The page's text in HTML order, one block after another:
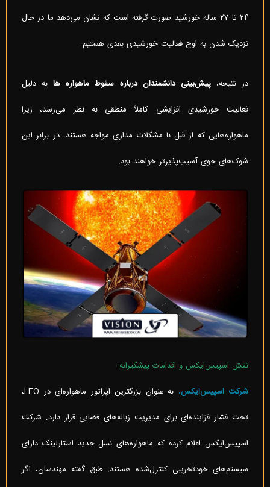
۲۴ تا ۲۷ ساله خورشید صورت گرفته است که نشان می‌دهد ما در حال
نزدیک شدن به اوج فعالیت خورشیدی بعدی هستیم.
در نتیجه،پیش‌بینی دانشمندان درباره سقوط ماهواره هابه دلیل
فعالیت خورشیدی افزایشی کاملاً منطقی به نظر می‌رسد، زیرا
ماهواره‌هایی که از قبل با مشکلات مداری مواجه هستند، در برابر این
شوک‌های جوی آسیب‌پذیرتر خواهند بود.
نقش اسپیس‌ایکس و اقدامات پیشگیرانه:
شرکت اسپیس‌ایکس،
به عنوان بزرگترین اپراتور ماهواره‌ای در LEO،
تحت فشار فزاینده‌ای برای مدیریت زباله‌های فضایی قرار دارد. شرکت
اسپیس‌ایکس اعلام کرده که ماهواره‌های نسل جدید استارلینک دارای
سیستم‌های خودتخریبی کنترل‌شده هستند. طبق گفته مهندسان، اگر